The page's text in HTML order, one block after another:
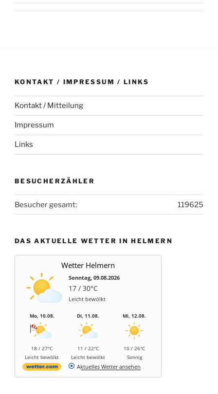
KONTAKT / IMPRESSUM / LINKS
Kontakt / Mitteilung
Impressum
Links
BESUCHERZÄHLER
119625
Besucher gesamt:
DAS AKTUELLE WETTER IN HELMERN
Wetter Helmern
Sonntag, 09.08.2026
17 / 30°C
Leicht bewölkt
Mo, 10.08.
18 / 27°C
Leicht bewölkt
Di, 11.08.
11 / 22°C
Leicht bewölkt
Mi, 12.08.
10 / 26°C
Sonnig
Aktuelles Wetter ansehen